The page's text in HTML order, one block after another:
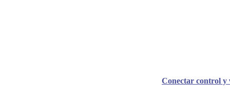
Conectar control y